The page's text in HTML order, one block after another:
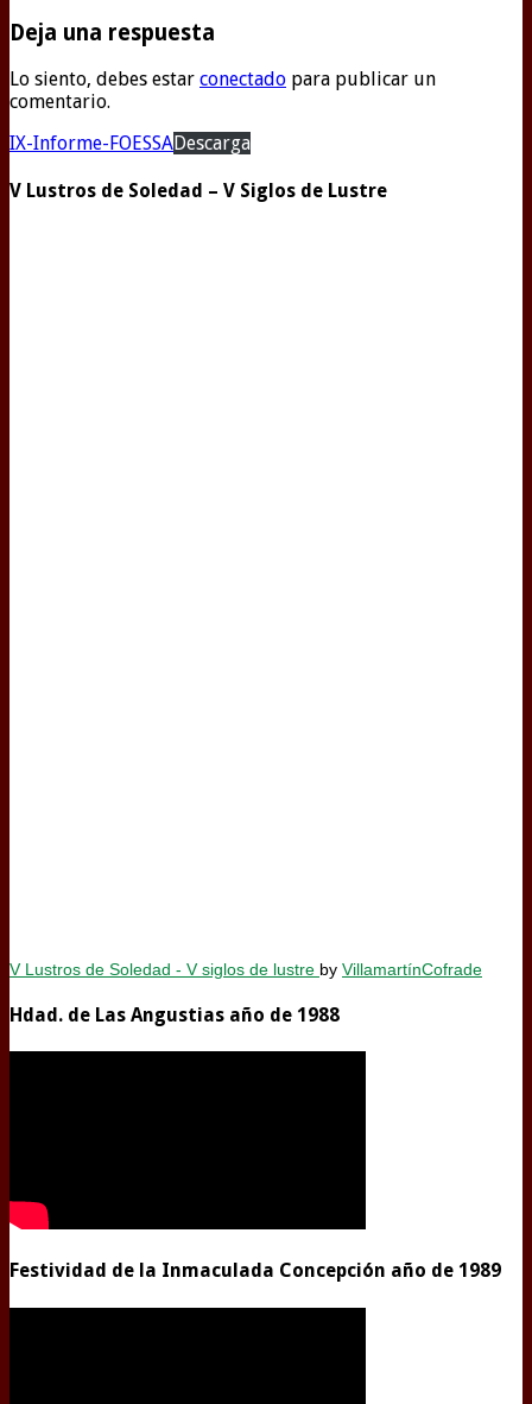
Deja una respuesta
Lo siento, debes estar conectado para publicar un
comentario.
IX-Informe-FOESSADescarga
V Lustros de Soledad – V Siglos de Lustre
V Lustros de Soledad - V siglos de lustre by VillamartínCofrade
Hdad. de Las Angustias año de 1988
Festividad de la Inmaculada Concepción año de 1989